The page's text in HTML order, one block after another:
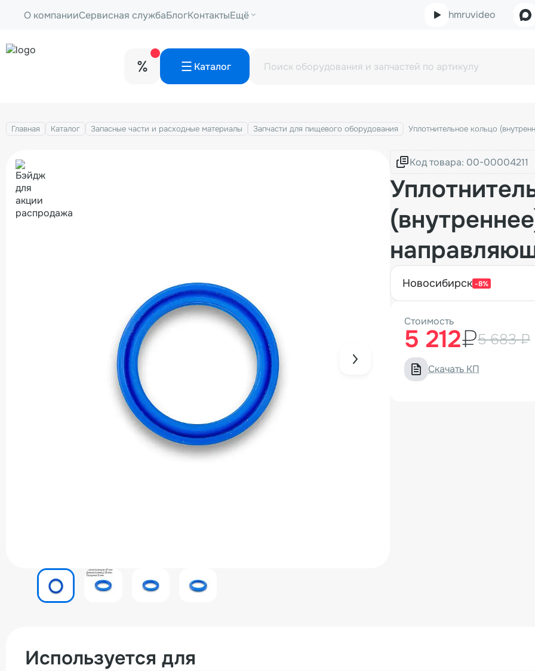
О компанииСервисная службаБлогКонтактыЕщё hmruvideo
Каталог
Главная Каталог Запасные части и расходные материалы Запчасти для пищевого оборудования Уплотнительное кольцо
Код товара:
новосибирск -8%
Стоимость
5 212₽5 683 ₽
Скачать КП
Используется для